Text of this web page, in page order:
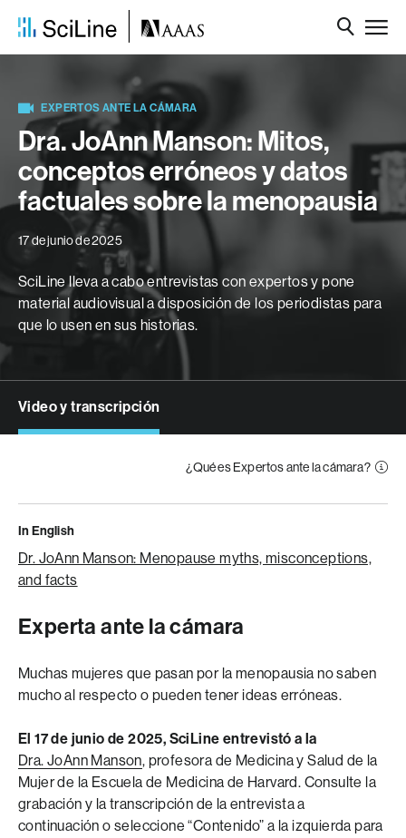
EXPERTOS ANTE LA CÁMARA
Dra. JoAnn Manson: Mitos,
conceptos erróneos y datos
factuales sobre la menopausia
17 de junio de 2025
SciLine lleva a cabo entrevistas con expertos y pone
material audiovisual a disposición de los periodistas para
que lo usen en sus historias.
Video y transcripción
¿Qué es Expertos ante la cámara?
In English
Dr. JoAnn Manson: Menopause myths, misconceptions,
and facts
Experta ante la cámara
Muchas mujeres que pasan por la menopausia no saben
mucho al respecto o pueden tener ideas erróneas.
El 17 de junio de 2025, SciLine entrevistó a la
Dra. JoAnn Manson, profesora de Medicina y Salud de la
Mujer de la Escuela de Medicina de Harvard. Consulte la
grabación y la transcripción de la entrevista a
continuación o seleccione “Contenido” a la izquierda para